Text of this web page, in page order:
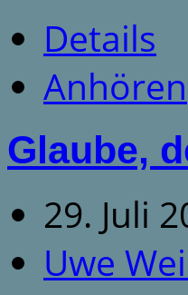
Details
Anhören
Glaube,
29. Juli
Uwe